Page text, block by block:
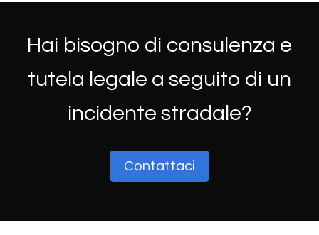
Hai bisogno di consulenza e
tutela legale a seguito di un
incidente stradale?
Contattaci